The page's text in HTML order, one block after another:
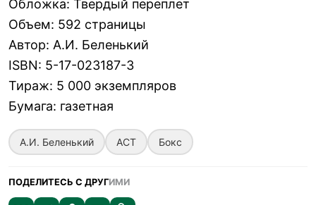
Обложка: Твердый переплет
Объем: 592 страницы
Автор: А.И. Беленький
ISBN: 5-17-023187-3
Тираж: 5 000 экземпляров
Бумага: газетная
А.И. Беленький АСТ Бокс
ПОДЕЛИТЕСЬ С ДРУГИМИ